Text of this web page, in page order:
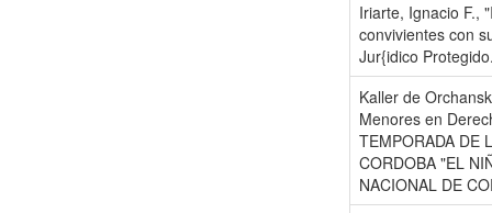
Iriarte, Ignacio F.,
convivientes con
Jur{idico
Kaller de
Menores en
TEMPORADA DE
CORDOBA "EL
NACIONAL DE